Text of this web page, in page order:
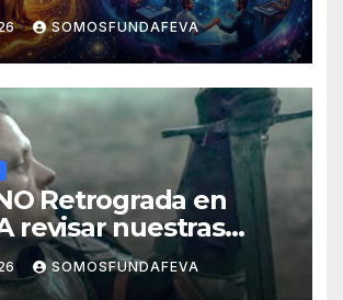
SOMOSFUNDAFEVA
Retrograda en
revisar nuestras
pasadas y pensar
futuras
SOMOSFUNDAFEVA